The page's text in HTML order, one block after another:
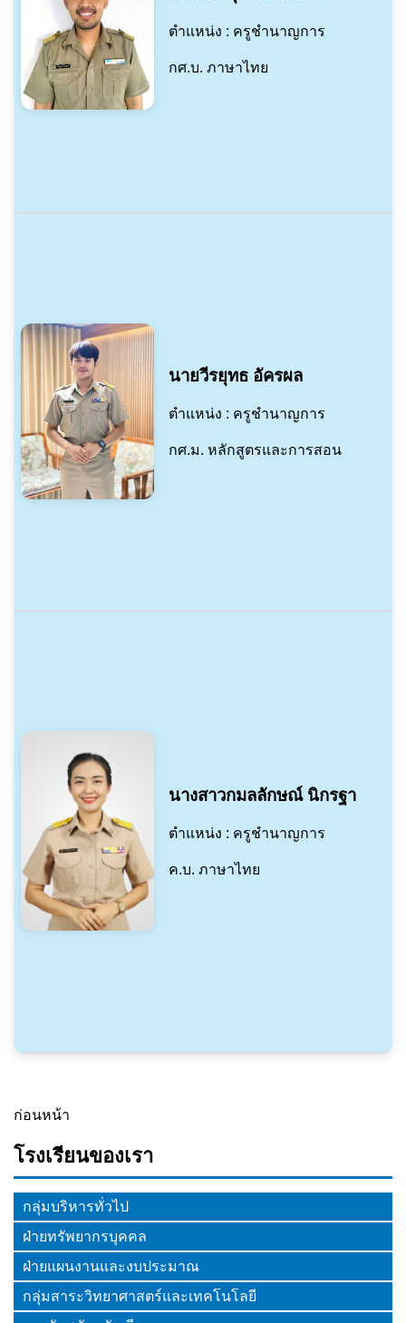
ตำแหน่ง : ครูชำนาญการ
กศ.บ. ภาษาไทย
นายวีรยุทธ อัครผล
ตำแหน่ง : ครูชำนาญการ
กศ.ม. หลักสูตรและการสอน
นางสาวกมลลักษณ์ นิกรฐา
ตำแหน่ง : ครูชำนาญการ
ค.บ. ภาษาไทย
ก่อนหน้า
โรงเรียนของเรา
กลุ่มบริหารทั่วไป
ฝ่ายทรัพยากรบุคคล
ฝ่ายแผนงานและงบประมาณ
กลุ่มสาระวิทยาศาสตร์และเทคโนโลยี